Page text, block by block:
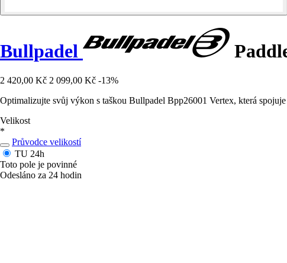
Bullpadel
2 420,00 Kč 2 099,00 Kč -13%
Optimalizujte svůj výkon s taškou Bullpadel Bpp26001 Vertex, která
Velikost
*
Průvodce velikostí
TU 24h
Toto pole je povinné
Odesláno za 24 hodin